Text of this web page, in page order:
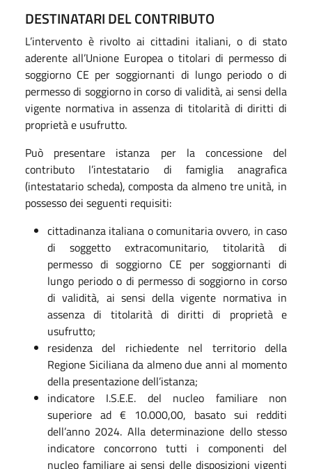
DESTINATARI DEL CONTRIBUTO
L’intervento è rivolto ai cittadini italiani, o di stato
aderente all’Unione Europea o titolari di permesso di
soggiorno CE per soggiornanti di lungo periodo o di
permesso di soggiorno in corso di validità, ai sensi della
vigente normativa in assenza di titolarità di diritti di
proprietà e usufrutto.
Può presentare istanza per la concessione del
contributo l’intestatario di famiglia anagrafica
(intestatario scheda), composta da almeno tre unità, in
possesso dei seguenti requisiti:
cittadinanza italiana o comunitaria ovvero, in caso
di soggetto extracomunitario, titolarità di
permesso di soggiorno CE per soggiornanti di
lungo periodo o di permesso di soggiorno in corso
di validità, ai sensi della vigente normativa in
assenza di titolarità di diritti di proprietà e
usufrutto;
residenza del richiedente nel territorio della
Regione Siciliana da almeno due anni al momento
della presentazione dell’istanza;
indicatore I.S.E.E. del nucleo familiare non
superiore ad € 10.000,00, basato sui redditi
dell’anno 2024. Alla determinazione dello stesso
indicatore concorrono tutti i componenti del
nucleo familiare ai sensi delle disposizioni vigenti